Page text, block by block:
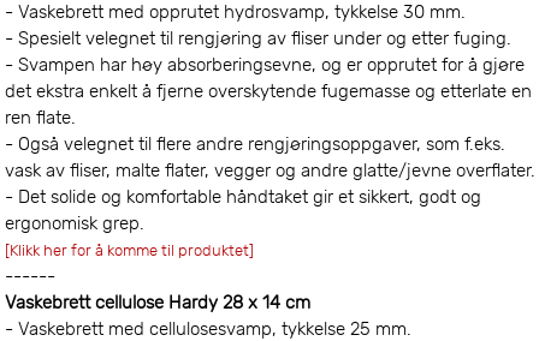
- Vaskebrett med opprutet hydrosvamp, tykkelse 30 mm.
- Spesielt velegnet til rengjøring av fliser under og etter fuging.
- Svampen har høy absorberingsevne, og er opprutet for å gjøre
det ekstra enkelt å fjerne overskytende fugemasse og etterlate en
ren flate.
- Også velegnet til flere andre rengjøringsoppgaver, som f.eks.
vask av fliser, malte flater, vegger og andre glatte/jevne
- Det solide og komfortable håndtaket gir et sikkert, godt og
ergonomisk grep.
[Klikk her for å komme til produktet]
------
Vaskebrett cellulose Hardy 28 x 14 cm
- Vaskebrett med cellulosesvamp, tykkelse 25 mm.